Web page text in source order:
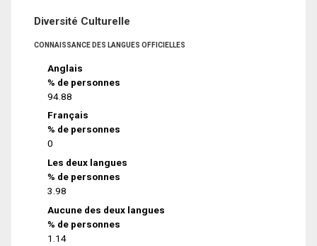
Diversité Culturelle
CONNAISSANCE DES LANGUES OFFICIELLES
Anglais
% de personnes
94.88
Français
% de personnes
0
Les deux langues
% de personnes
3.98
Aucune des deux langues
% de personnes
1.14